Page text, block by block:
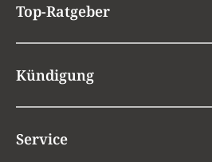
Top-Ratgeber
Kündigung
Service